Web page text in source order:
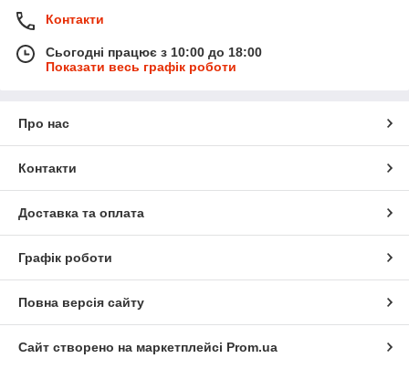
Контакти
Сьогодні працює з 10:00 до 18:00
Показати весь графік роботи
Про нас
Контакти
Доставка та оплата
Графік роботи
Повна версія сайту
Сайт створено на маркетплейсі Prom.ua